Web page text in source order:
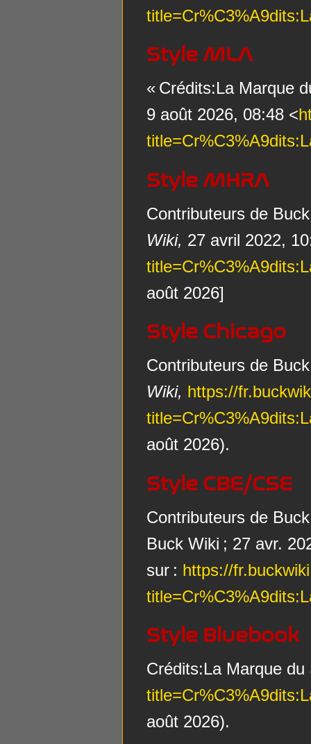
Style MLA
« Crédits:La Marque
9 août 2026, 08:48 <
Style MHRA
Contributeurs de
Wiki, 27 avril 2022,
août 2026]
Style Chicago
Contributeurs de
Wiki, https://
août 2026).
Style CBE/CSE
Contributeurs de
Buck Wiki ; 27 avr.
sur : https://
Style Bluebook
Crédits:La Marque
août 2026).